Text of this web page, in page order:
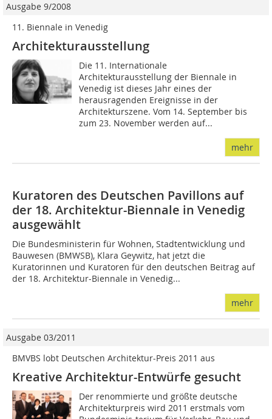
Ausgabe 9/2008
11. Biennale in Venedig
Architekturausstellung
Die 11. Internationale
Architekturausstellung der Biennale in
Venedig ist dieses Jahr eines der
herausragenden Ereignisse in der
Architekturszene. Vom 14. September bis
zum 23. November werden auf...
mehr
Kuratoren des Deutschen Pavillons auf
der 18. Architektur-Biennale in Venedig
ausgewählt
Die Bundesministerin für Wohnen, Stadtentwicklung und
Bauwesen (BMWSB), Klara Geywitz, hat jetzt die
Kuratorinnen und Kuratoren für den deutschen Beitrag auf
der 18. Architektur-Biennale in Venedig...
mehr
Ausgabe 03/2011
BMVBS lobt Deutschen Architektur-Preis 2011 aus
Kreative Architektur-Entwürfe gesucht
Der renommierte und größte deutsche
Architekturpreis wird 2011 erstmals vom